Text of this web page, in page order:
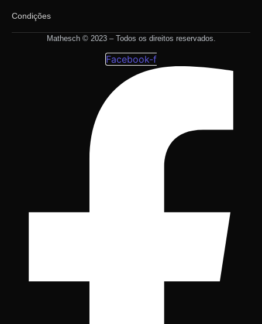
Condições
Mathesch © 2023 – Todos os direitos reservados.
Facebook-f